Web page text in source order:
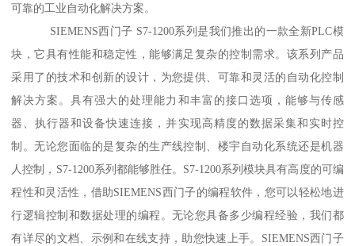
可靠的工业自动化解决方案。
SIEMENS西门子 S7-1200系列是我们推出的一款全新PLC模
块，它具有性能和稳定性，能够满足复杂的控制需求。该系列产品
采用了的技术和创新的设计，为您提供、可靠和灵活的自动化控制
解决方案。具有强大的处理能力和丰富的接口选项，能够与传感
器、执行器和设备快速连接，并实现高精度的数据采集和实时控
制。无论您面临的是复杂的生产线控制、楼宇自动化系统还是机器
人控制，S7-1200系列都能够胜任。S7-1200系列模块具有高度的可编
程性和灵活性，借助SIEMENS西门子的编程软件，您可以轻松地进
行逻辑控制和数据处理的编程。无论您具备多少编程经验，我们都
有详尽的文档、示例和在线支持，助您快速上手。SIEMENS西门子